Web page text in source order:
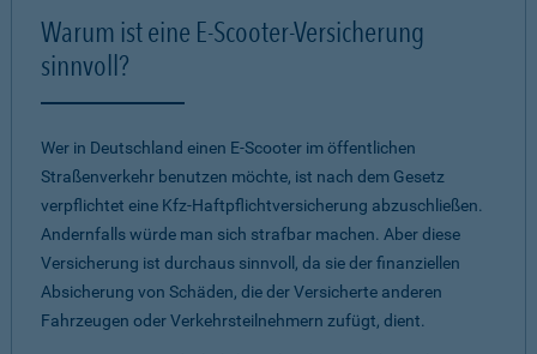
Warum ist eine E-Scooter-Versicherung
sinnvoll?
Wer in Deutschland einen E-Scooter im öffentlichen
Straßenverkehr benutzen möchte, ist nach dem Gesetz
verpflichtet eine Kfz-Haftpflichtversicherung abzuschließen.
Andernfalls würde man sich strafbar machen. Aber diese
Versicherung ist durchaus sinnvoll, da sie der finanziellen
Absicherung von Schäden, die der Versicherte anderen
Fahrzeugen oder Verkehrsteilnehmern zufügt, dient.